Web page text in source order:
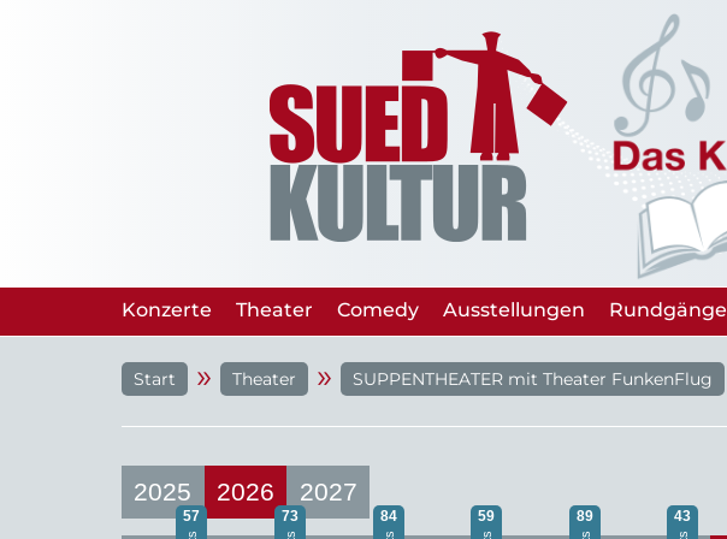
Konzerte Theater Comedy Ausstellungen Rundgänge
Start » Theater » SUPPENTHEATER mit Theater FunkenFlug
2025 2026 2027
57 73 84 59 89 43